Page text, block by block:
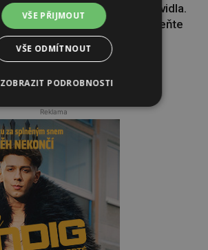
Cestování s kočkou má svá pravidla.
Tohle před dovolenou nepodceňte
Reklama
VŠE PŘIJMOUT
VŠE ODMÍTNOUT
ZOBRAZIT PODROBNOSTI